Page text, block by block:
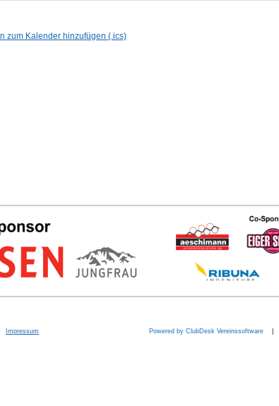
zum Kalender hinzufügen (.ics)
Impressum Powered by ClubDesk Vereinssoftware|